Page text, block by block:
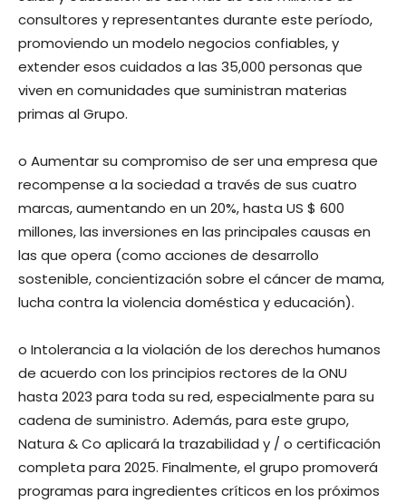
consultores y representantes durante este período,
promoviendo un modelo negocios confiables, y
extender esos cuidados a las 35,000 personas que
viven en comunidades que suministran materias
primas al Grupo.
o Aumentar su compromiso de ser una empresa que
recompense a la sociedad a través de sus cuatro
marcas, aumentando en un 20%, hasta US $ 600
millones, las inversiones en las principales causas en
las que opera (como acciones de desarrollo
sostenible, concientización sobre el cáncer de mama,
lucha contra la violencia doméstica y educación).
o Intolerancia a la violación de los derechos humanos
de acuerdo con los principios rectores de la ONU
hasta 2023 para toda su red, especialmente para su
cadena de suministro. Además, para este grupo,
Natura & Co aplicará la trazabilidad y / o certificación
completa para 2025. Finalmente, el grupo promoverá
programas para ingredientes críticos en los próximos